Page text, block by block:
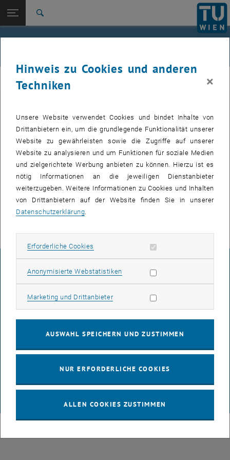
TU Login
Studium
International
Zur 1. Menü Ebene
E105-06-Forschungsbereich Computational Statistics
Zurück: Subseiten von Publikationen auflisten
Zurück zur letzten Ebene:
Publikationen
CSTAT
Publikationen
2025
2024
2023
© TU Wien# 108122
BARRIEREFREIHEITSERKLÄRUNG
DATENSCHUTZERKLÄRUNG (PDF)
COOKIEEINSTELLUNGEN
Hinweis zu Cookies und anderen
Techniken
×
Unsere Website verwendet Cookies und bindet Inhalte von
Drittanbietern ein, um die grundlegende Funktionalität unserer
Website zu gewährleisten sowie die Zugriffe auf unserer
Website zu analysieren und um Funktionen für soziale Medien
und zielgerichtete Werbung anbieten zu können. Hierzu ist es
nötig Informationen an die jeweiligen Dienstanbieter
weiterzugeben. Weitere Informationen zu Cookies und Inhalten
von Drittanbietern auf der Website finden Sie in unserer
Datenschutzerklärung.
Erforderliche Cookies Erforderliche Cookies zulassen
Anonymisierte WebstatistikenStatistik Cookies zulassen
Marketing und DrittanbieterMarketing Cookies zulassen
AUSWAHL SPEICHERN UND ZUSTIMMEN
NUR ERFORDERLICHE COOKIES
ALLEN COOKIES ZUSTIMMEN